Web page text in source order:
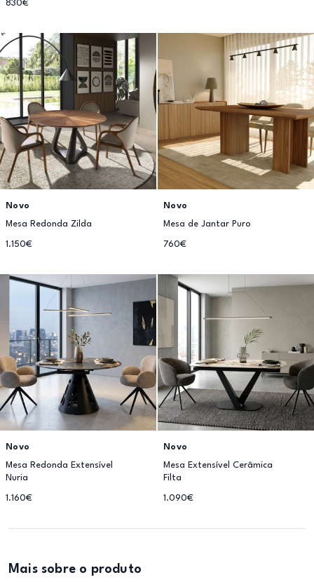
830€
Novo
Mesa Redonda Zilda
1.150€
Novo
Mesa de Jantar Puro
760€
Novo
Mesa Redonda Extensível
Nuria
1.160€
Novo
Mesa Extensível Cerâmica
Filta
1.090€
Mais sobre o produto